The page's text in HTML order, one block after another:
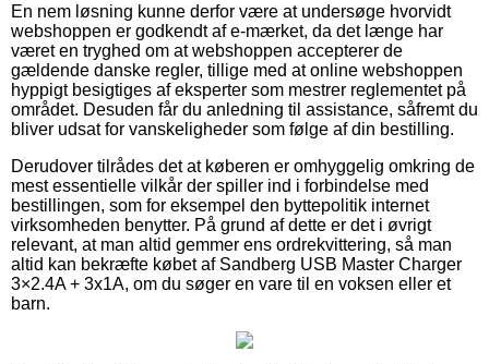
En nem løsning kunne derfor være at undersøge hvorvidt
webshoppen er godkendt af e-mærket, da det længe har
været en tryghed om at webshoppen accepterer de
gældende danske regler, tillige med at online webshoppen
hyppigt besigtiges af eksperter som mestrer reglementet på
området. Desuden får du anledning til assistance, såfremt du
bliver udsat for vanskeligheder som følge af din bestilling.
Derudover tilrådes det at køberen er omhyggelig omkring de
mest essentielle vilkår der spiller ind i forbindelse med
bestillingen, som for eksempel den byttepolitik internet
virksomheden benytter. På grund af dette er det i øvrigt
relevant, at man altid gemmer ens ordrekvittering, så man
altid kan bekræfte købet af Sandberg USB Master Charger
3×2.4A + 3x1A, om du søger en vare til en voksen eller et
barn.